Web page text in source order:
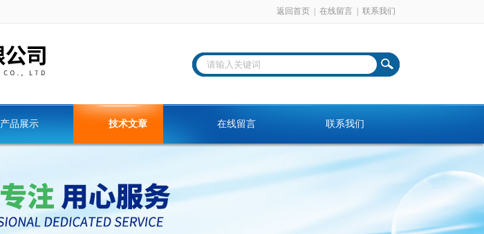
返回首页 在线留言 联系我们
产品展示 技术文章 在线留言 联系我们